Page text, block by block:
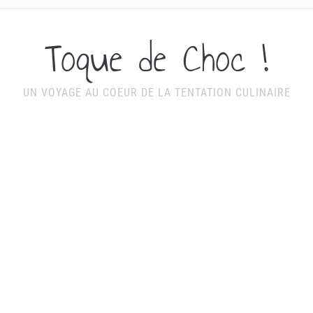
Toque de Choc !
UN VOYAGE AU COEUR DE LA TENTATION CULINAIRE